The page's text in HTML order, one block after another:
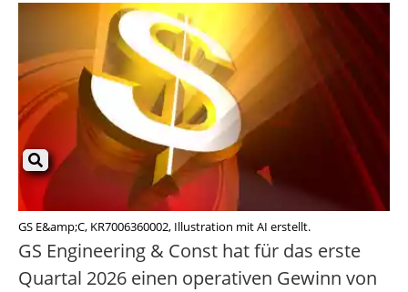
GS E&amp;C, KR7006360002, Illustration mit AI erstellt.
GS Engineering & Const hat für das erste
Quartal 2026 einen operativen Gewinn von